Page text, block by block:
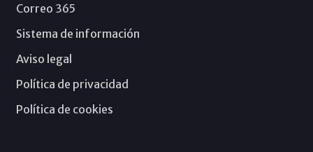
Correo 365
Sistema de información
Aviso legal
Política de privacidad
Política de cookies